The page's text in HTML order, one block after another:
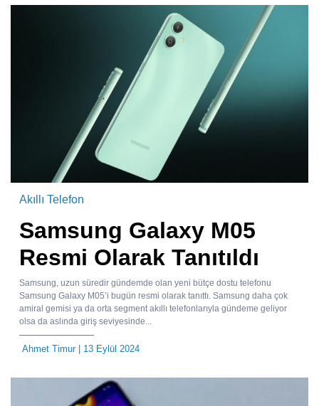
Akıllı Telefon
Samsung Galaxy M05
Resmi Olarak Tanıtıldı
Samsung, uzun süredir gündemde olan yeni bütçe dostu telefonu
Samsung Galaxy M05’i bugün resmi olarak tanıttı. Samsung daha çok
amiral gemisi ya da orta segment akıllı telefonlarıyla gündeme geliyor
olsa da aslında giriş seviyesinde...
Ahmet Timur| 13 Eylül 2024